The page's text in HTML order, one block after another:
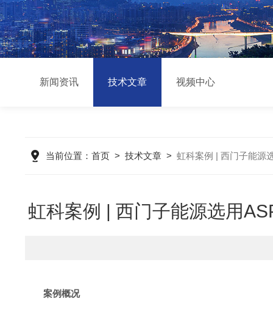
新闻资讯 技术文章 视频中心
当前位置： 首页> 技术文章> 虹科案例 | 西门子能源
虹科案例 | 西门子能源选用
案例概况